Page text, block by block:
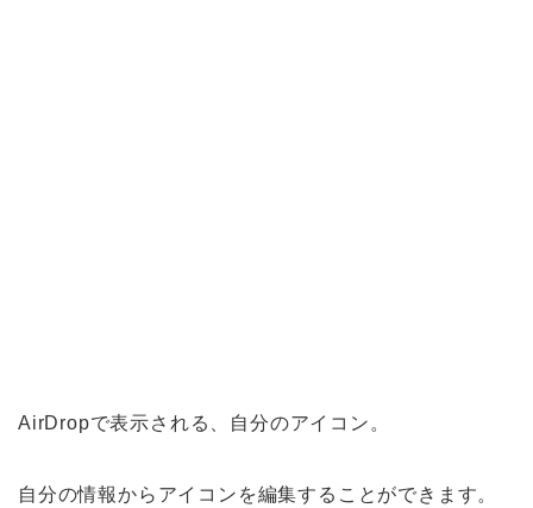
AirDropで表示される、自分のアイコン。
自分の情報からアイコンを編集することができます。